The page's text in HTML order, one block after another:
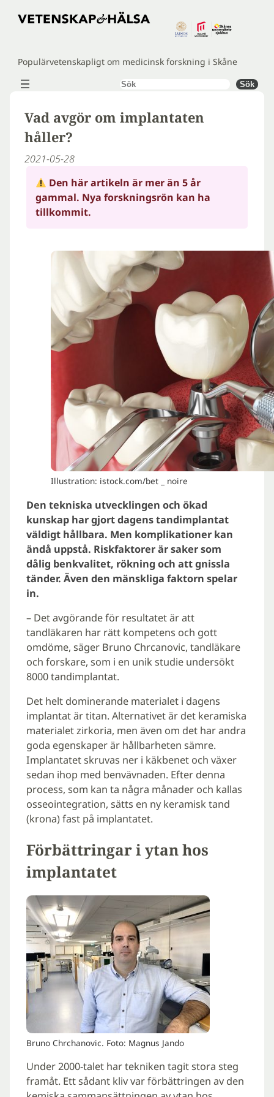
Hoppa
Populärvetenskapligt om medicinsk forskning i Skåne
Sök Sök
Vad avgör om implantaten
håller?
2021-05-28
Den här artikeln är mer än 5 år
gammal. Nya forskningsrön kan ha
tillkommit.
Illustration: istock.com/bet _ noire
Den tekniska utvecklingen och ökad
kunskap har gjort dagens tandimplantat
väldigt hållbara. Men komplikationer kan
ändå uppstå. Riskfaktorer är saker som
dålig benkvalitet, rökning och att gnissla
tänder. Även den mänskliga faktorn spelar
in.
– Det avgörande för resultatet är att
tandläkaren har rätt kompetens och gott
omdöme, säger Bruno Chrcanovic, tandläkare
och forskare, som i en unik studie undersökt
8000 tandimplantat.
Det helt dominerande materialet i dagens
implantat är titan. Alternativet är det keramiska
materialet zirkoria, men även om det har andra
goda egenskaper är hållbarheten sämre.
Implantatet skruvas ner i käkbenet och växer
sedan ihop med benvävnaden. Efter denna
process, som kan ta några månader och kallas
osseointegration, sätts en ny keramisk tand
(krona) fast på implantatet.
Förbättringar i ytan hos
implantatet
Bruno Chrchanovic. Foto: Magnus Jando
Under 2000-talet har tekniken tagit stora steg
framåt. Ett sådant kliv var förbättringen av den